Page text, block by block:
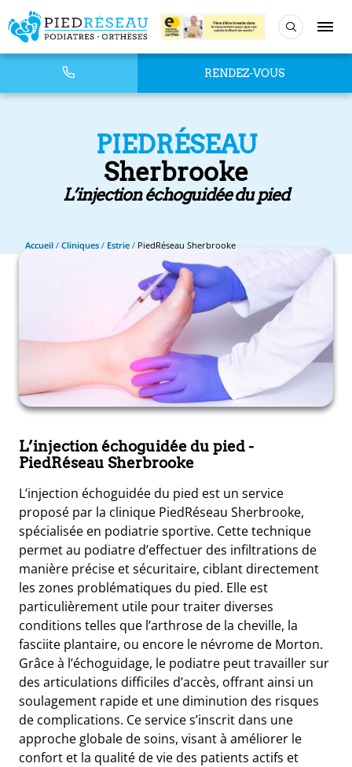
RENDEZ-VOUS
PIEDRÉSEAU
Sherbrooke
L’injection échoguidée du pied
Accueil/Cliniques/Estrie/PiedRéseau Sherbrooke
L’injection échoguidée du pied-
PiedRéseau Sherbrooke
L’injection échoguidée du pied est un service
proposé par la clinique PiedRéseau Sherbrooke,
spécialisée en podiatrie sportive. Cette technique
permet au podiatre d’effectuer des infiltrations de
manière précise et sécuritaire, ciblant directement
les zones problématiques du pied. Elle est
particulièrement utile pour traiter diverses
conditions telles que l’arthrose de la cheville, la
fasciite plantaire, ou encore le névrome de Morton.
Grâce à l’échoguidage, le podiatre peut travailler sur
des articulations difficiles d’accès, offrant ainsi un
soulagement rapide et une diminution des risques
de complications. Ce service s’inscrit dans une
approche globale de soins, visant à améliorer le
confort et la qualité de vie des patients actifs et